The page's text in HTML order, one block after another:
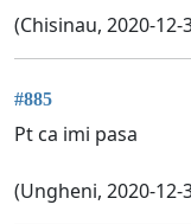
(Chisinau, 2020-12-
#885
Pt ca imi pasa
(Ungheni, 2020-12-